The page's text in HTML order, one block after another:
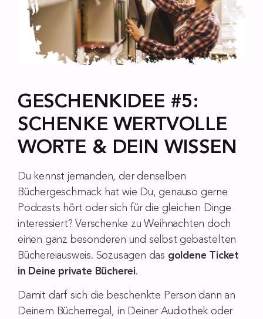
GESCHENKIDEE #5:
SCHENKE WERTVOLLE
WORTE & DEIN WISSEN
Du kennst jemanden, der denselben
Büchergeschmack hat wie Du, genauso gerne
Podcasts hört oder sich für die gleichen Dinge
interessiert? Verschenke zu Weihnachten doch
einen ganz besonderen und selbst gebastelten
Büchereiausweis. Sozusagen das goldene Ticket
in Deine private Bücherei.
Damit darf sich die beschenkte Person dann an
Deinem Bücherregal, in Deiner Audiothek oder